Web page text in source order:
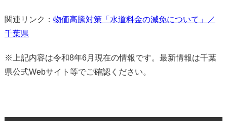
関連リンク： 物価高騰対策「水道料金の減免について」／
千葉県
※上記内容は令和8年6月現在の情報です。最新情報は千葉
県公式Webサイト等でご確認ください。